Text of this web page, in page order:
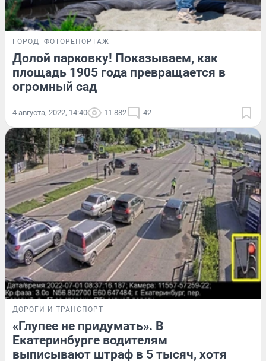
ГОРОД ФОТОРЕПОРТАЖ
Долой парковку! Показываем, как
площадь 1905 года превращается в
огромный сад
4 августа, 2022, 14:40 11 882 42
ДОРОГИ И ТРАНСПОРТ
«Глупее не придумать». В
Екатеринбурге водителям
выписывают штраф в 5 тысяч, хотя